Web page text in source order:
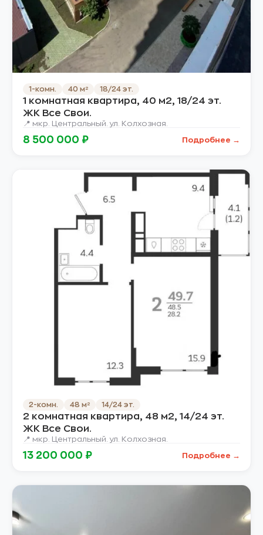
1-комн. 40 м² 18/24 эт.
1 комнатная квартира, 40 м2, 18/24 эт.
ЖК Все Свои.
📍 мкр. Центральный. ул. Колхозная.
8 500 000 ₽ Подробнее →
2-комн. 48 м² 14/24 эт.
2 комнатная квартира, 48 м2, 14/24 эт.
ЖК Все Свои.
📍 мкр. Центральный. ул. Колхозная.
13 200 000 ₽ Подробнее →